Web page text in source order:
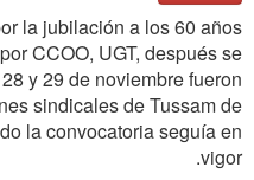
la jubilación a los 60 años
CCOO, UGT, después se
y 29 de noviembre fueron
sindicales de Tussam de
la convocatoria seguía en
vigor.